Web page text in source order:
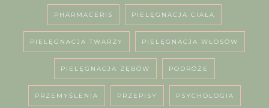
PHARMACERIS PIELĘGNACJA CIAŁA
PIELĘGNACJA TWARZY PIELĘGNACJA WŁOSÓW
PIELĘGNACJA ZĘBÓW PODRÓŻE
PRZEMYŚLENIA PRZEPISY PSYCHOLOGIA